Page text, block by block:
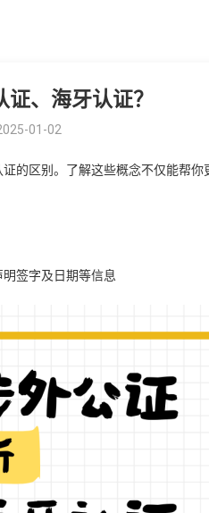
、海牙认证？
01-02
的区别。了解这些概念不仅能帮
签字及日期等信息